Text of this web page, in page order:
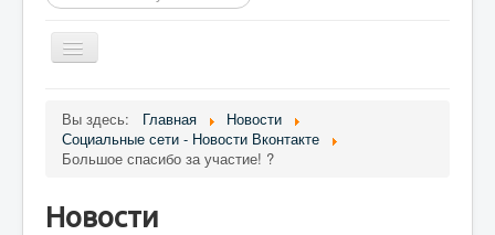
Toggle
Navigation
Информация Галерея О проекте
Вы здесь: Главная
Новости
Социальные сети - Новости Вконтакте
Большое спасибо за участие! ?
Новости